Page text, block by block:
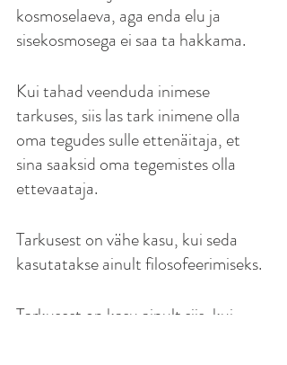
kosmoselaeva, aga enda elu ja
sisekosmosega ei saa ta hakkama.
Kui tahad veenduda inimese
tarkuses, siis las tark inimene olla
oma tegudes sulle ettenäitaja, et
sina saaksid oma tegemistes olla
ettevaataja.
Tarkusest on vähe kasu, kui seda
kasutatakse ainult filosofeerimiseks.
Tarkusest on kasu ainult siis, kui